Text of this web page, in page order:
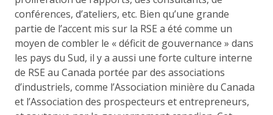
conférences, d’ateliers, etc. Bien qu’une grande
partie de l’accent mis sur la RSE a été comme un
moyen de combler le « déficit de gouvernance » dans
les pays du Sud, il y a aussi une forte culture interne
de RSE au Canada portée par des associations
d’industriels, comme l’Association minière du Canada
et l’Association des prospecteurs et entrepreneurs,